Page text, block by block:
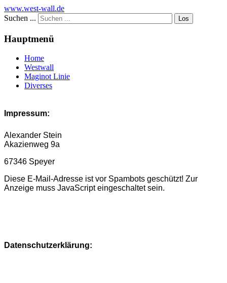
www.west-wall.de
Suchen ...
Los
Hauptmenü
Home
Westwall
Maginot Linie
Diverses
Impressum:
Alexander Stein
Akazienweg 9a
67346 Speyer
Diese E-Mail-Adresse ist vor Spambots geschützt! Zur
Anzeige muss JavaScript eingeschaltet sein.
Datenschutzerklärung: